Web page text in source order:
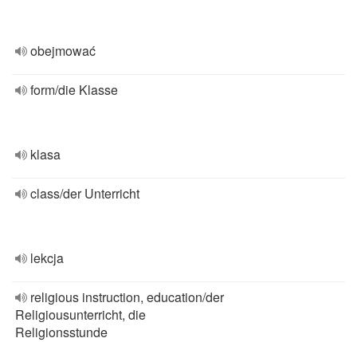
obejmować
form/die Klasse
klasa
class/der Unterricht
lekcja
religious instruction, education/der
Religiousunterricht, die
Religionsstunde